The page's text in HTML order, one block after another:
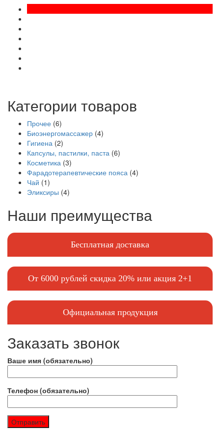
Категории товаров
Прочее (6)
Биоэнергомассажер (4)
Гигиена (2)
Капсулы, пастилки, паста (6)
Косметика (3)
Фарадотерапевтические пояса (4)
Чай (1)
Эликсиры (4)
Наши преимущества
Бесплатная доставка
От 6000 рублей скидка 20% или акция 2+1
Официальная продукция
Заказать звонок
Ваше имя (обязательно)
Телефон (обязательно)